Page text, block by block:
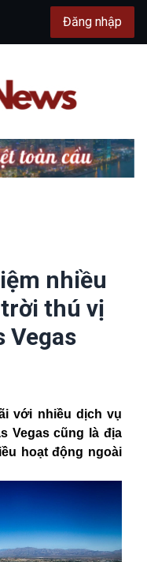
Đăng nhập
nhiều
thú vị
Vegas
với nhiều dịch vụ
Vegas cũng là địa
hoạt động ngoài